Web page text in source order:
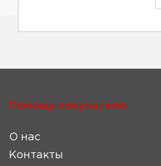
Помощь покупателю
О нас
Контакты